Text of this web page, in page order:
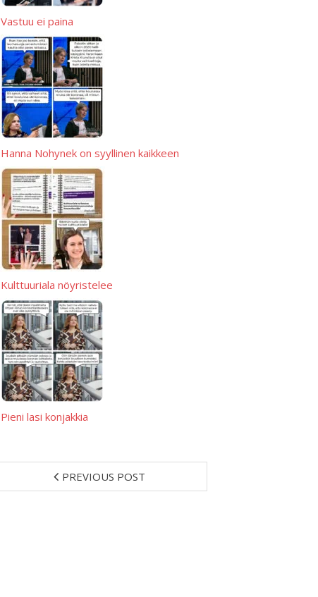
Vastuu ei paina
Hanna Nohynek on syyllinen kaikkeen
Kulttuuriala nöyristelee
Pieni lasi konjakkia
PREVIOUS POST